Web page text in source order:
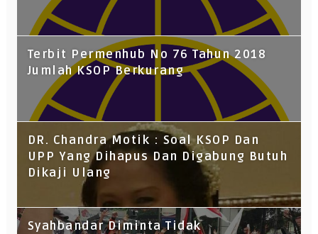
Terbit Permenhub No 76 Tahun 2018
Jumlah KSOP Berkurang
DR. Chandra Motik : Soal KSOP Dan
UPP Yang Dihapus Dan Digabung Butuh
Dikaji Ulang
Syahbandar Diminta Tidak